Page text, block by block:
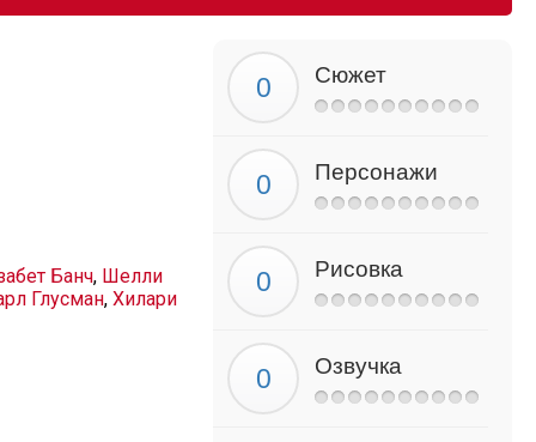
Банч, Шелли
Глусман, Хилари
Сюжет
Персонажи
Рисовка
Озвучка